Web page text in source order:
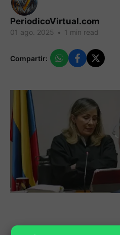
PeriodicoVirtual.com
01 ago. 2025 • 1 min read
Compartir: